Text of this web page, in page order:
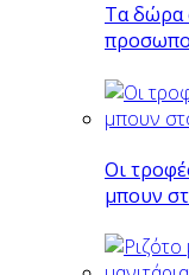
Tα δώρα
Οι
μπουν